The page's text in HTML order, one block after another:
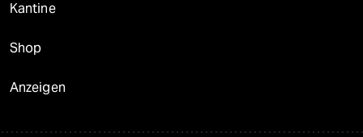
Kantine
Shop
Anzeigen